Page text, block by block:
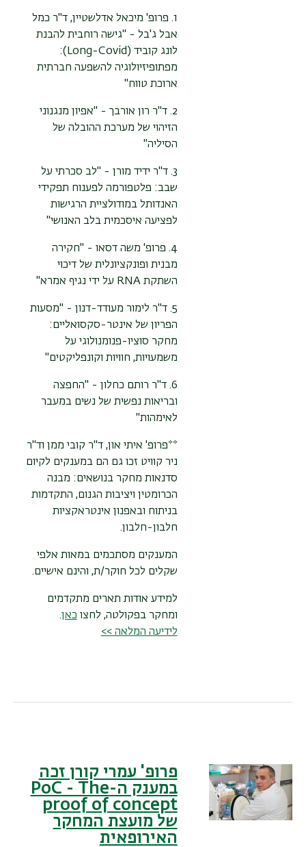
1. פרופ' מיכאל אדלשטיין, ד"ר כמל
אבל ג'בל - "גישה רוחבית להבנת
לונג קוביד (Long-Covid):
מפתופיזיולוגיה להשפעה חברתית
ארוכת טווח"
2. ד"ר רון אורבך - "אפיון מנגנוני
הזיהוי של מערכת ההובלה של
הסיליה"
3. ד"ר ידיד מורן - "לב סכרתי על
שבב: פלטפורמה לפענוח תפקידי
האנדותל במודולציית הרגישות
לפציעה איסכמית בלב האנושי"
4. פרופ' משה דסאו - "חקירה
מבנית ופונקציונלית של דיכוי
השתקת RNA על ידי נגיף אמרא"
5. ד"ר לימור מעודד-דנון - "מסעות
הפריון של אינטר-סקסואליים:
מחקר סוציו-פנומנולוגי על
משמעויות, חוויות וקונפליקטים"
6. ד"ר רותם כחלון - "החפצה
ובריאות נפשית של נשים במעבר
לאימהות"
**פרופ' איתי און, ד"ר קובי ממן וד"ר
ניר קוויט זכו גם הם במענקים לקיום
סדנאות מחקר בנושאים: מבנה
הכרומטין ויציבות הגנום, התקדמות
בניתוח ובאפנון אינטראקציות
חלבון-חלבון.
המענקים מסתכמים במאות אלפי
שקלים לכל חוקר/ת, והינם אישיים.
למידע אודות תארים מתקדמים
ומחקר בפקולטה, לחצו כאן.
לידיעה המלאה >>
פרופ' עמרי קורן זכה
במענק ה-PoC - The
proof of concept
של מועצת המחקר
האירופאית